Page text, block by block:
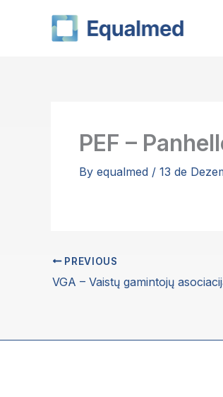
PEF –
By equalmed / 13 de
PREVIOUS
VGA – Vaistų gamintojų